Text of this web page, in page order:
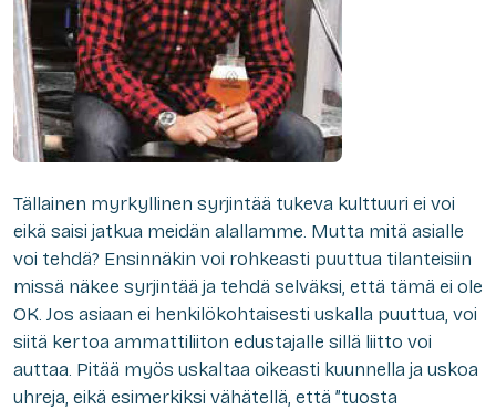
Tällainen myrkyllinen syrjintää tukeva kulttuuri ei voi
eikä saisi jatkua meidän alallamme. Mutta mitä asialle
voi tehdä? Ensinnäkin voi rohkeasti puuttua tilanteisiin
missä näkee syrjintää ja tehdä selväksi, että tämä ei ole
OK. Jos asiaan ei henkilökohtaisesti uskalla puuttua, voi
siitä kertoa ammattiliiton edustajalle sillä liitto voi
auttaa. Pitää myös uskaltaa oikeasti kuunnella ja uskoa
uhreja, eikä esimerkiksi vähätellä, että ”tuosta